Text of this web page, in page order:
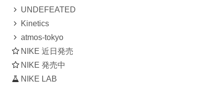
UNDEFEATED
Kinetics
atmos-tokyo
NIKE 近日発売
NIKE 発売中
NIKE LAB